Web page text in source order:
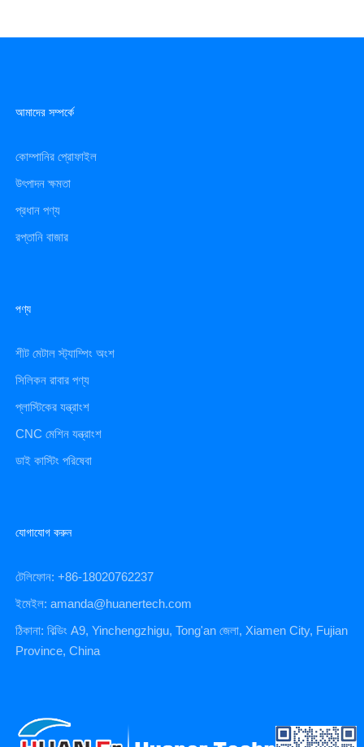
আমাদের সম্পর্কে
কোম্পানির প্রোফাইল
উৎপাদন ক্ষমতা
প্রধান পণ্য
রপ্তানি বাজার
পণ্য
শীট মেটাল স্ট্যাম্পিং অংশ
সিলিকন রাবার পণ্য
প্লাস্টিকের যন্ত্রাংশ
CNC মেশিন যন্ত্রাংশ
ডাই কাস্টিং পরিষেবা
যোগাযোগ করুন
টেলিফোন: +86-18020762237
ইমেইল: amanda@huanertech.com
ঠিকানা: বিল্ডিং A9, Yinchengzhigu, Tong'an জেলা, Xiamen City, Fujian
Province, China